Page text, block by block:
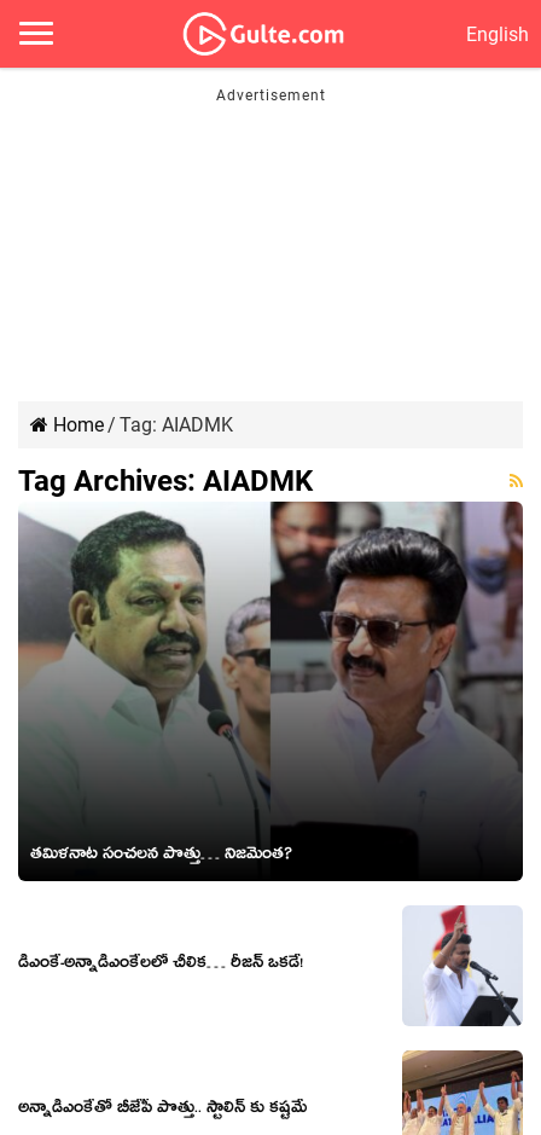
English
Home/ Tag: AIADMK
Tag Archives: AIADMK
తమిళనాట సంచలన పొత్తు… నిజమెంత?
డీఎంకే-అన్నాడీఎంకేల‌లో చీలిక‌… రీజన్ ఒకడే!
అన్నాడీఎంకేతో బీజేపీ పొత్తు.. స్టాలిన్ కు కష్టమే